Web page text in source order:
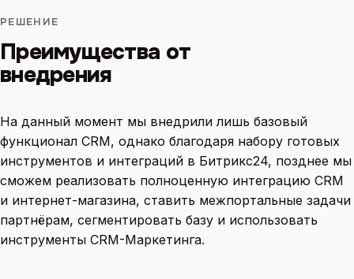
РЕШЕНИЕ
Преимущества от
внедрения
На данный момент мы внедрили лишь базовый
функционал CRM, однако благодаря набору готовых
инструментов и интеграций в Битрикс24, позднее мы
сможем реализовать полноценную интеграцию CRM
и интернет-магазина, ставить межпортальные задачи
партнёрам, сегментировать базу и использовать
инструменты CRM-Маркетинга.